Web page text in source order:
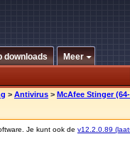
downloads Meer
> Antivirus > McAfee Stinger
Je kunt ook de v12.2.0.89